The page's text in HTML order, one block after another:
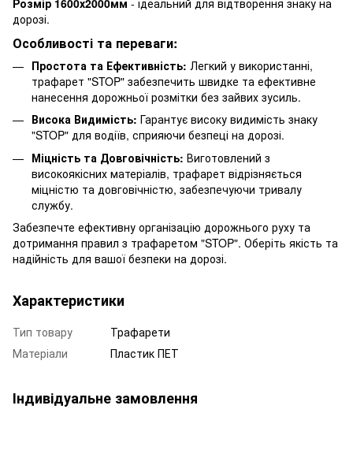
дорозі.
Особливості та переваги:
Простота та Ефективність: Легкий у використанні,
трафарет "STOP" забезпечить швидке та ефективне
нанесення дорожньої розмітки без зайвих зусиль.
Висока Видимість: Гарантує високу видимість знаку
"STOP" для водіїв, сприяючи безпеці на дорозі.
Міцність та Довговічність: Виготовлений з
високоякісних матеріалів, трафарет відрізняється
міцністю та довговічністю, забезпечуючи тривалу
службу.
Забезпечте ефективну організацію дорожнього руху та
дотримання правил з трафаретом "STOP". Оберіть якість та
надійність для вашої безпеки на дорозі.
Характеристики
Тип товару
Трафарети
Матеріали
Пластик ПЕТ
Індивідуальне замовлення